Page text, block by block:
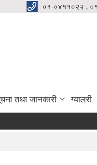
०१-०४११०२२ ,
तथा जानकारी ग्यालरी